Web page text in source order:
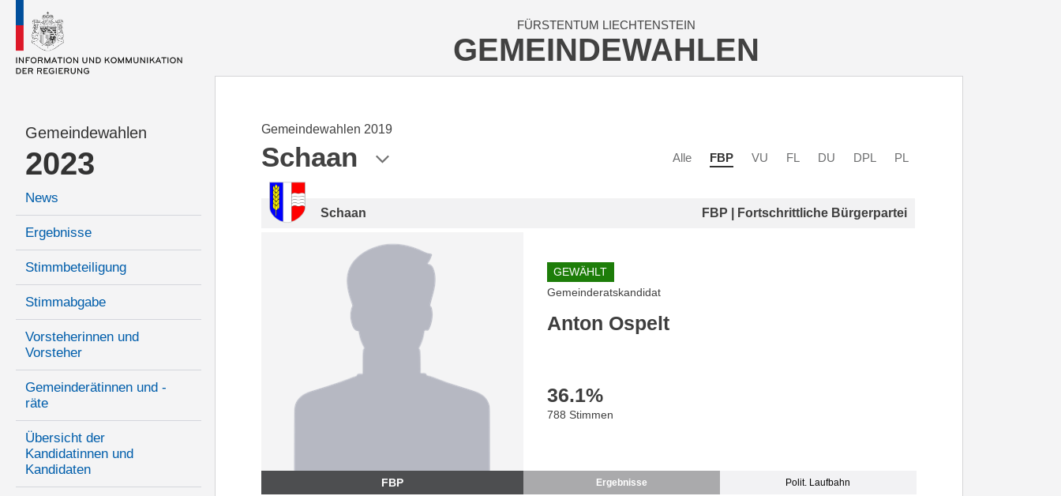
FÜRSTENTUM LIECHTENSTEIN
GEMEINDEWAHLEN
Gemeindewahlen
2023
News
Ergebnisse
Stimmbeteiligung
Stimmabgabe
Vorsteherinnen und
Vorsteher
Gemeinderätinnen und -
räte
Übersicht der
Kandidatinnen und
Kandidaten
Gemeindewahlen 2019
Schaan Alle FBP VU FL DU DPL PL
Schaan FBP | Fortschrittliche Bürgerpartei
FBP
GEWÄHLT
Gemeinderatskandidat
Anton Ospelt
36.1%
788 Stimmen
Ergebnisse Polit. Laufbahn